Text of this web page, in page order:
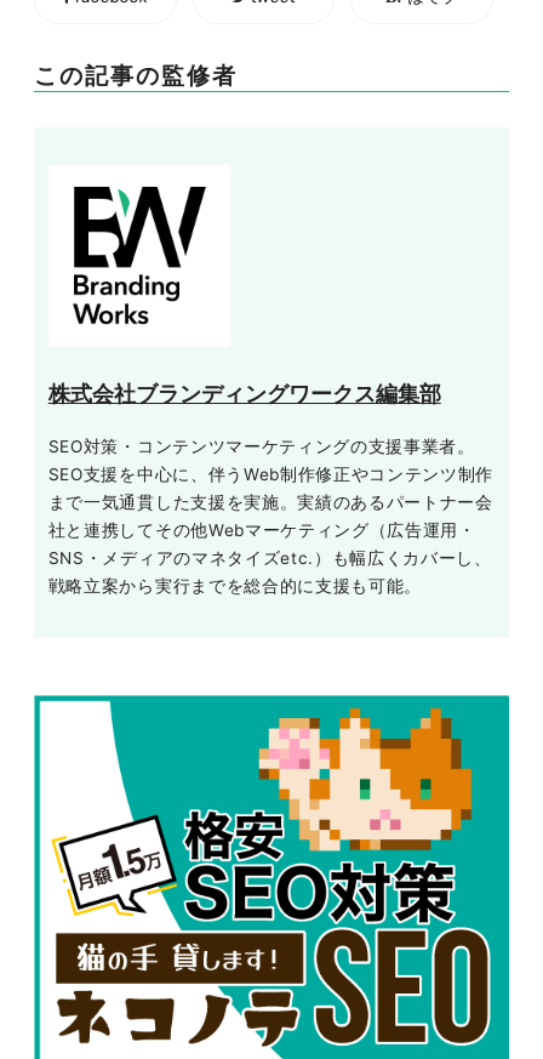
この記事の監修者
株式会社ブランディングワークス編集部
SEO対策・コンテンツマーケティングの支援事業者。
SEO支援を中心に、伴うWeb制作修正やコンテンツ制作
まで一気通貫した支援を実施。実績のあるパートナー会
社と連携してその他Webマーケティング（広告運用・
SNS・メディアのマネタイズetc.）も幅広くカバーし、
戦略立案から実行までを総合的に支援も可能。